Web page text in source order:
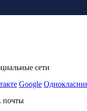
сети
Google
почты